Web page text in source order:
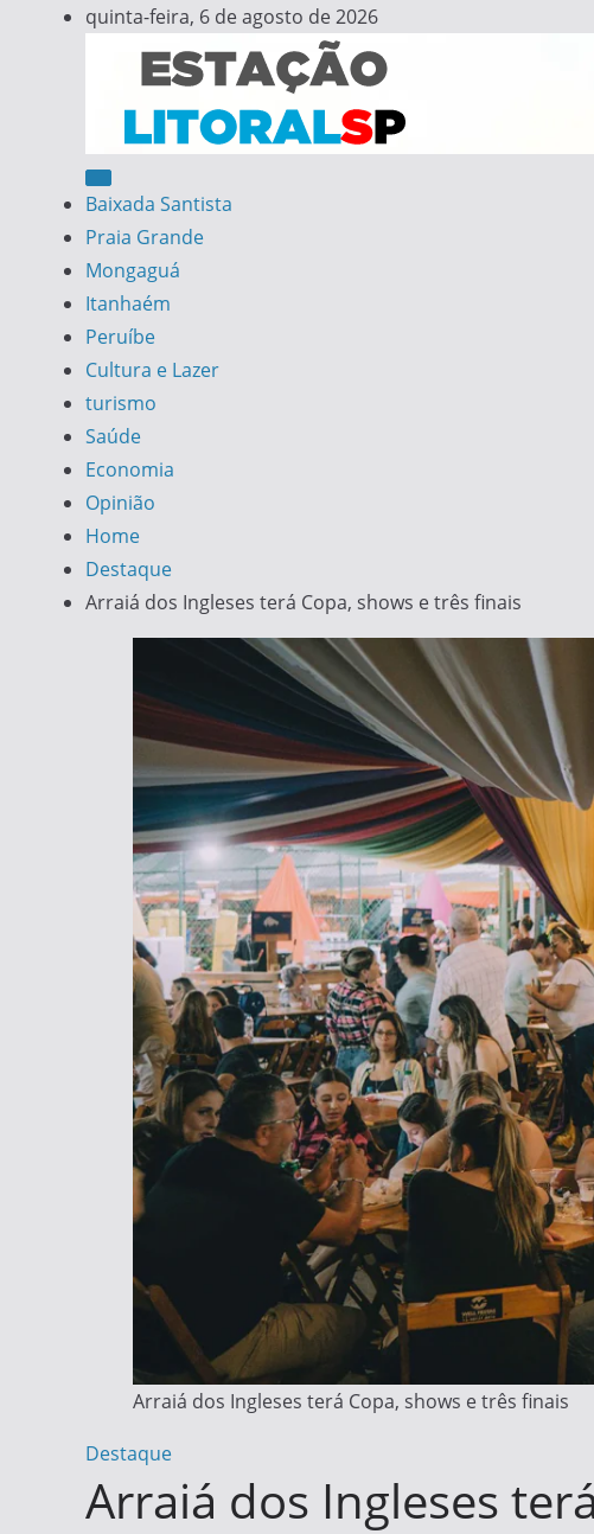
Skip
content
quinta-feira, 6 de agosto de 2026
Estação Litoral SP
Notícias da Baixada Santista
Baixada Santista
Praia Grande
Mongaguá
Itanhaém
Peruíbe
Cultura e Lazer
turismo
Saúde
Economia
Opinião
Home
Destaque
Arraiá dos Ingleses terá Copa, shows e três finais
Arraiá dos Ingleses terá Copa, shows e três finais
Destaque
Arraiá dos Ingleses